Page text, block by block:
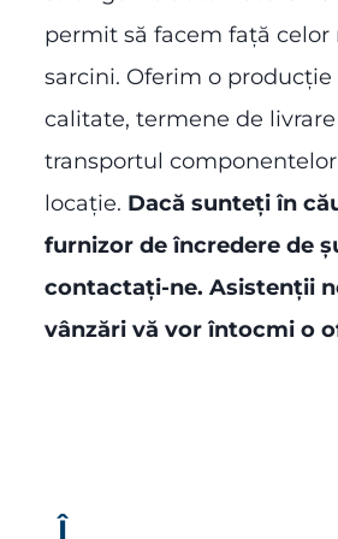
permit să facem față
sarcini. Oferim o producție
calitate, termene de
transportul
locație. Dacă sunteți în
furnizor de încredere de
contactați-ne. Asistenții
vânzări vă vor întocmi o
Î